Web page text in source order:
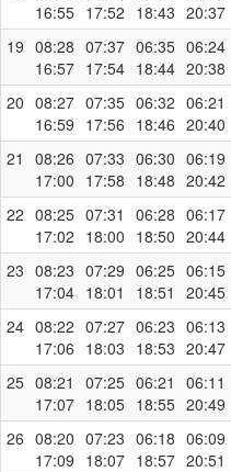
16:55 17:52 18:43 20:37
19 08:28
16:57
07:37
17:54
06:35
18:44
06:24
20:38
20 08:27
16:59
07:35
17:56
06:32
18:46
06:21
20:40
21
08:26
17:00
07:33
17:58
06:30
18:48
06:19
20:42
22 08:25
17:02
07:31
18:00
06:28
18:50
06:17
20:44
23 08:23
17:04
07:29
18:01
06:25
18:51
06:15
20:45
24 08:22
17:06
07:27
18:03
06:23
18:53
06:13
20:47
25 08:21
17:07
07:25
18:05
06:21
18:55
06:11
20:49
26 08:20
17:09
07:23
18:07
06:18
18:57
06:09
20:51